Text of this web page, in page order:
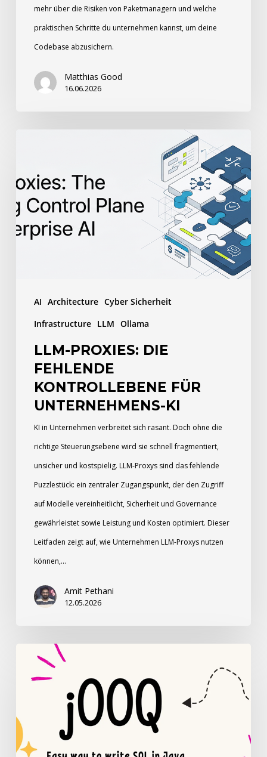
mehr über die Risiken von Paketmanagern und welche
praktischen Schritte du unternehmen kannst, um deine
Codebase abzusichern.
Matthias Good
16.06.2026
AI Architecture Cyber Sicherheit
Infrastructure LLM Ollama
Die
fehlende
Kontrollebene
für
LLM-PROXIES: DIE
FEHLENDE
KONTROLLEBENE FÜR
UNTERNEHMENS-KI
KI in Unternehmen verbreitet sich rasant. Doch ohne die
richtige Steuerungsebene wird sie schnell fragmentiert,
unsicher und kostspielig. LLM-Proxys sind das fehlende
Puzzlestück: ein zentraler Zugangspunkt, der den Zugriff
auf Modelle vereinheitlicht, Sicherheit und Governance
gewährleistet sowie Leistung und Kosten optimiert. Dieser
Leitfaden zeigt auf, wie Unternehmen LLM-Proxys nutzen
können,…
Amit Pethani
12.05.2026
jOOQ:
schreiben,
so